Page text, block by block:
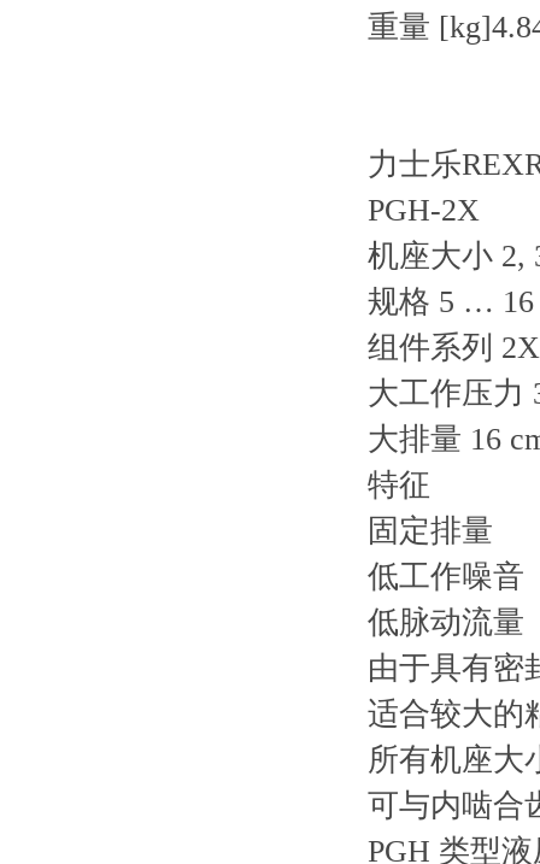
重量
力士乐
PGH-2X
机座大小 2,
规格 5 … 16
组件系列 2X
大工作压力
大排量 16
特征
固定排量
低工作噪音
低脉动流量
由于具有密
适合较大的
所有机座大
可与内啮合
PGH 类型